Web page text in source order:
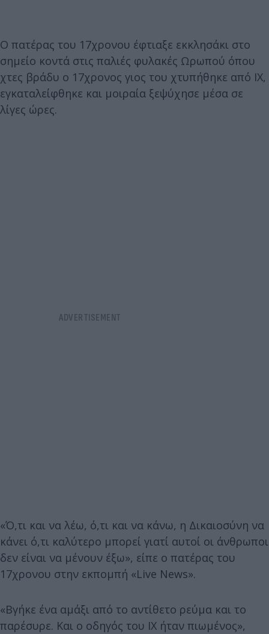
Ο πατέρας του 17χρονου έφτιαξε εκκλησάκι στο
σημείο κοντά στις παλιές φυλακές Ωρωπού όπου
χτες βράδυ ο 17χρονος γιος του χτυπήθηκε από ΙΧ,
εγκαταλείφθηκε και μοιραία ξεψύχησε μέσα σε
λίγες ώρες.
«Ό,τι και να λέω, ό,τι και να κάνω, η Δικαιοσύνη να
κάνει ό,τι καλύτερο μπορεί γιατί αυτοί οι άνθρωποι
δεν είναι να μένουν έξω», είπε ο πατέρας του
17χρονου στην εκπομπή «Live News».
«Βγήκε ένα αμάξι από το αντίθετο ρεύμα και το
παρέσυρε. Και ο οδηγός του ΙΧ ήταν πιωμένος»,